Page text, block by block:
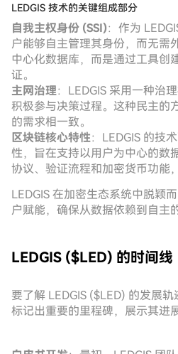
LEDGIS 技术的关键组成部分
自我主权身份 (SSI)：作为
户能够自主管理其身份，而无需
中心化数据库，而是通过工具创
证。
主网治理：LEDGIS 采用一种治
积极参与决策过程。这种民主的
的需求相一致。
区块链核心特性：LEDGIS 的技
性，旨在支持以用户为中心的数
协议、验证流程和加密货币功能
LEDGIS 在加密生态系统中脱颖
户赋能，确保从数据依赖到自主
LEDGIS ($LED) 的时间线
要了解 LEDGIS ($LED) 的发展轨
标记出重要的里程碑，展示其进展